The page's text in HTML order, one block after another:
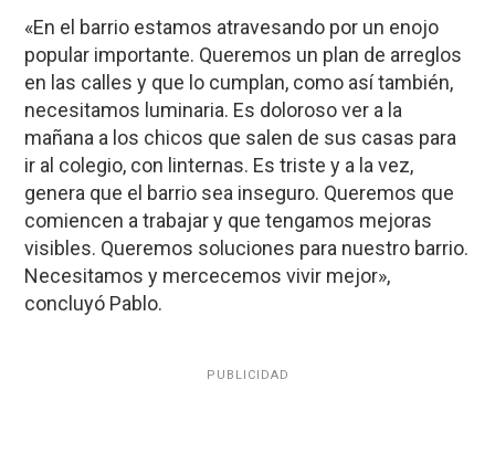
«En el barrio estamos atravesando por un enojo
popular importante. Queremos un plan de arreglos
en las calles y que lo cumplan, como así también,
necesitamos luminaria. Es doloroso ver a la
mañana a los chicos que salen de sus casas para
ir al colegio, con linternas. Es triste y a la vez,
genera que el barrio sea inseguro. Queremos que
comiencen a trabajar y que tengamos mejoras
visibles. Queremos soluciones para nuestro barrio.
Necesitamos y mercecemos vivir mejor»,
concluyó Pablo.
PUBLICIDAD